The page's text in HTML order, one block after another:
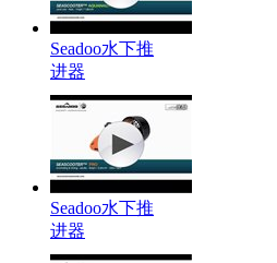
Seadoo水下推
进器
Seadoo水下推
进器